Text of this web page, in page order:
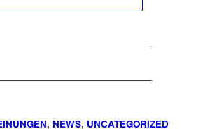
, NEWS, UNCATEGORIZED